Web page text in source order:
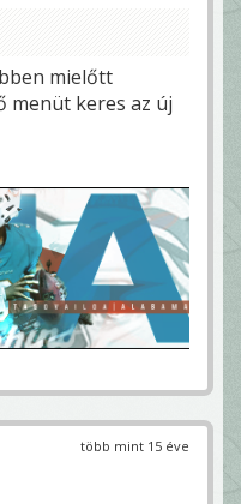
mielőtt
menüt keres az új
több mint 15 éve